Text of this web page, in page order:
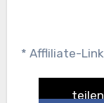
* Affliliate-Link
teilen